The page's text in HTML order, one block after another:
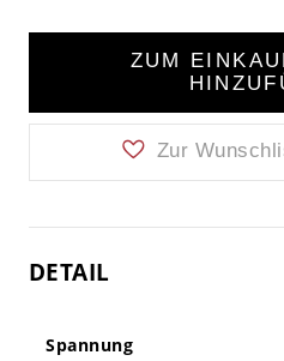
ZUM
Zur
DETAIL
Spannung